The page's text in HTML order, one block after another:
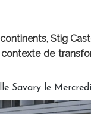
Stig
de
Savary le